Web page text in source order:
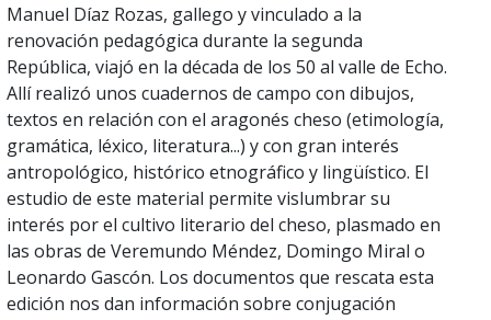
Manuel Díaz Rozas, gallego y vinculado a la
renovación pedagógica durante la segunda
República, viajó en la década de los 50 al valle de Echo.
Allí realizó unos cuadernos de campo con dibujos,
textos en relación con el aragonés cheso (etimología,
gramática, léxico, literatura...) y con gran interés
antropológico, histórico etnográfico y lingüístico. El
estudio de este material permite vislumbrar su
interés por el cultivo literario del cheso, plasmado en
las obras de Veremundo Méndez, Domingo Miral o
Leonardo Gascón. Los documentos que rescata esta
edición nos dan información sobre conjugación